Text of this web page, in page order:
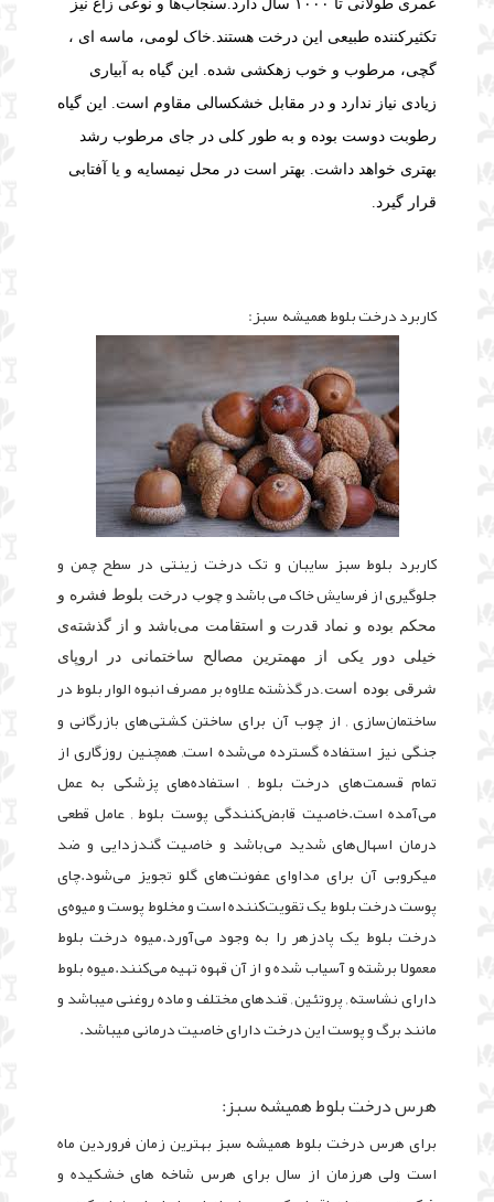
عمری طولانی تا ۱۰۰۰ سال دارد.
سنجاب‌ها و نوعی زاغ نیز
تکثیرکننده طبیعی این درخت هستند.خاک لومی، ماسه ای ،
گچی، مرطوب و خوب زهکشی شده. این گیاه به آبیاری
زیادی نیاز ندارد و در مقابل خشکسالی مقاوم است. این گیاه
رطوبت دوست بوده و به طور کلی در جای مرطوب رشد
بهتری خواهد داشت. بهتر است در محل نیمسایه و یا آفتابی
قرار گیرد.
کاربرد درخت بلوط همیشه سبز:
کاربرد بلوط سبز سایبان و تک درخت زینتی در سطح چمن و
جلوگیری از فرسایش خاک می باشد و چوب درخت بلوط فشره و
محکم بوده و نماد قدرت و استقامت می‌باشد و از گذشته‌ی‌
خیلی دور یکی از مهمترین مصالح ساختمانی در اروپای
شرقی بوده است.در گذشته علاوه بر مصرف انبوه الوار بلوط در
ساختمان‌سازی , از چوب آن برای ساختن کشتی‌های بازرگانی و
جنگی نيز استفاده گسترده می‌شده است, همچنين روزگاری از
تمام قسمت‌های درخت بلوط , استفاده‌های پزشکی به عمل
می‌آمده است.خاصیت قابض‌کنندگی پوست بلوط , عامل قطعی
درمان اسهال‌های شدید می‌باشد و خاصیت گندزدایی و ضد
میکروبی آن برای مداوای عفونت‌های گلو تجویز می‌شود.چای
پوست درخت بلوط یک تقویت‌کننده است و مخلوط پوست و میوه‌ی
درخت بلوط یک پادزهر را به وجود می‌آورد.میوه‌ درخت بلوط
معمولا برشته و آسیاب شده و از آن قهوه تهیه می‌كنند.میوه بلوط
دارای نشاسته , پروتئین , قندهای مختلف و ماده روغنی میباشد و
مانند برگ و پوست این درخت دارای خاصیت درمانی میباشد.
هرس درخت بلوط همیشه سبز:
برای هرس درخت بلوط همیشه سبز بهترین زمان فروردین ماه
است ولی هرزمان از سال برای هرس شاخه های خشکیده و